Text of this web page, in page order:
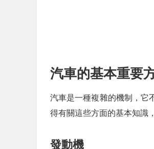
汽車的基本重要
汽車是一種複雜的機制，它
得有關這些方面的基本知識
發動機